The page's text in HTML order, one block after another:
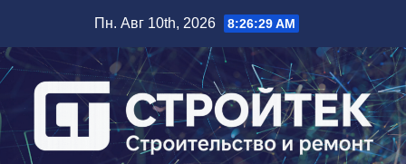
содержимому
Пн. Авг 10th, 2026 8:26:30 AM